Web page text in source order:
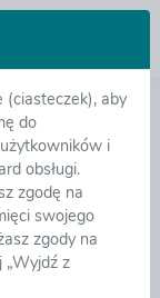
(ciasteczek), aby
do
i
obsługi.
zgodę na
swojego
zgody na
„Wyjdź z
eB2B wspomaga
począwszy od
ich akceptację,
i licytacji
tryby